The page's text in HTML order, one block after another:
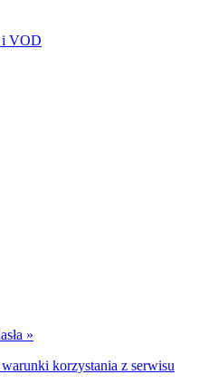
i VOD
»
korzystania z serwisu